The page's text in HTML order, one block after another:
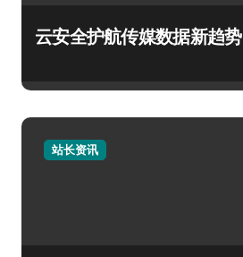
云安全护航传媒数据新趋势
站长资讯